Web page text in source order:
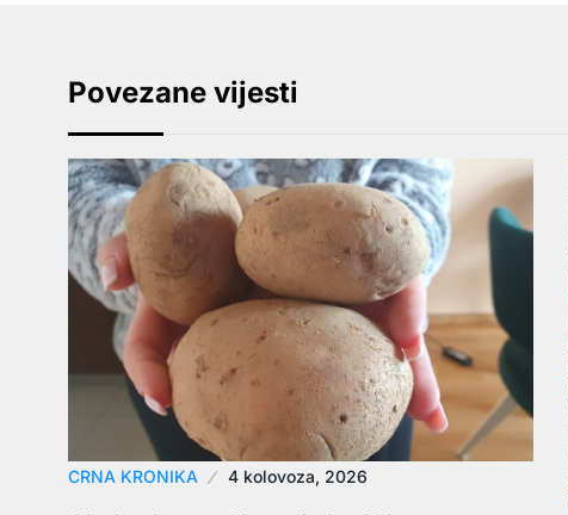
Povezane vijesti
CRNA KRONIKA 4 kolovoza, 2026